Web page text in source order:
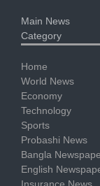
Main News
Category
Home
World News
Economy
Technology
Sports
Probashi News
Bangla
English